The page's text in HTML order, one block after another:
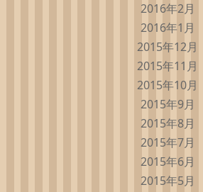
2016年2月
2016年1月
2015年12月
2015年11月
2015年10月
2015年9月
2015年8月
2015年7月
2015年6月
2015年5月